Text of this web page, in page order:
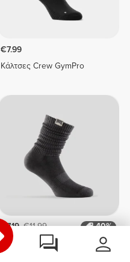
€7.99
Κάλτσες Crew GymPro
€7.19 €11.99
40%
IronMode Κάλτσες Πάνω Από
Τη Γάμπα